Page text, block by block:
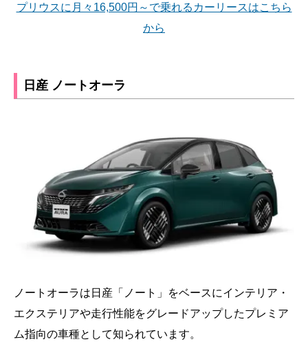
プリウスに月々16,500円～で乗れるカーリースはこちら
から
日産 ノートオーラ
ノートオーラは日産「ノート」をベースにインテリア・
エクステリアや走行性能をグレードアップしたプレミア
ム指向の車種として知られています。